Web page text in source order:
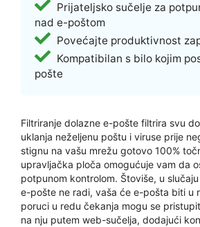
Prijateljsko sučelje za
nad e-poštom
Povećajte produktivnost
Kompatibilan s bilo kojim
pošte
Filtriranje dolazne e-pošte filtrira svu
uklanja neželjenu poštu i viruse prije
stignu na vašu mrežu gotovo 100%
upravljačka ploča omogućuje vam da
potpunom kontrolom. Štoviše, u
e-pošte ne radi, vaša će e-pošta biti u
poruci u redu čekanja mogu se
na nju putem web-sučelja, dodajući